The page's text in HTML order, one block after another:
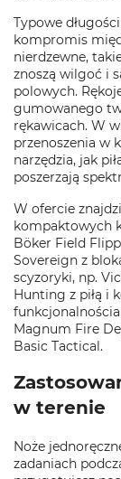
Typowe
kompromis
nierdzewne,
znoszą wilgoć i
polowych.
gumowanego
rękawicach. W
przenoszenia w
narzędzia, jak
poszerzają
W ofercie
kompaktowych
Böker Field
Sovereign z
scyzoryki, np.
Hunting z piłą i
Magnum Fire
Basic Tactical.
w terenie
Noże
zadaniach